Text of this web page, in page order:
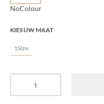
NoColour
KIES UW MAAT
1Size